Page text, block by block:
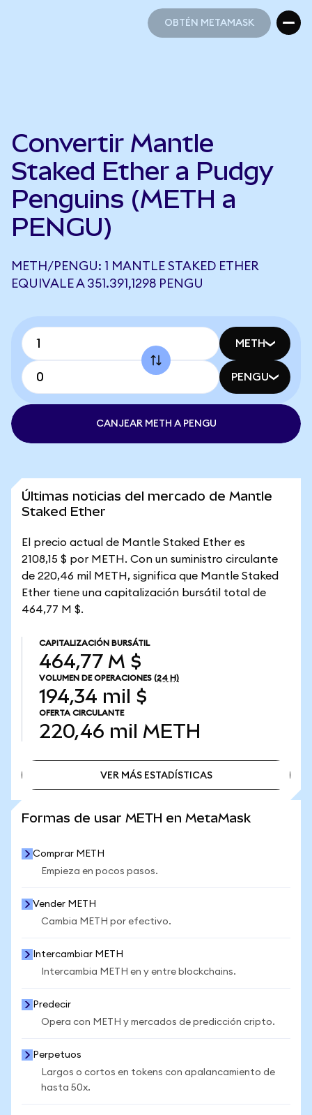
OBTÉN METAMASK
Convertir Mantle
Staked Ether a Pudgy
Penguins (METH a
PENGU)
METH/PENGU: 1 MANTLE STAKED ETHER
EQUIVALE A 351.391,1298 PENGU
METH
PENGU
CANJEAR METH A PENGU
Últimas noticias del mercado de Mantle
Staked Ether
El precio actual de Mantle Staked Ether es
2108,15 $ por METH. Con un suministro circulante
de 220,46 mil METH, significa que Mantle Staked
Ether tiene una capitalización bursátil total de
464,77 M $.
CAPITALIZACIÓN BURSÁTIL
464,77 M $
VOLUMEN DE OPERACIONES (24 H)
194,34 mil $
OFERTA CIRCULANTE
220,46 mil METH
VER MÁS ESTADÍSTICAS
Formas de usar METH en MetaMask
Comprar METH
Empieza en pocos pasos.
Vender METH
Cambia METH por efectivo.
Intercambiar METH
Intercambia METH en y entre blockchains.
Predecir
Opera con METH y mercados de predicción cripto.
Perpetuos
Largos o cortos en tokens con apalancamiento de
hasta 50x.